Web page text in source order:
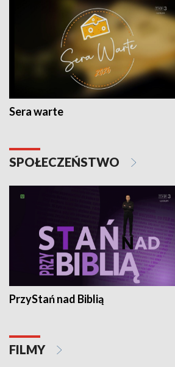
Sera warte
SPOŁECZEŃSTWO
PrzyStań nad Biblią
FILMY